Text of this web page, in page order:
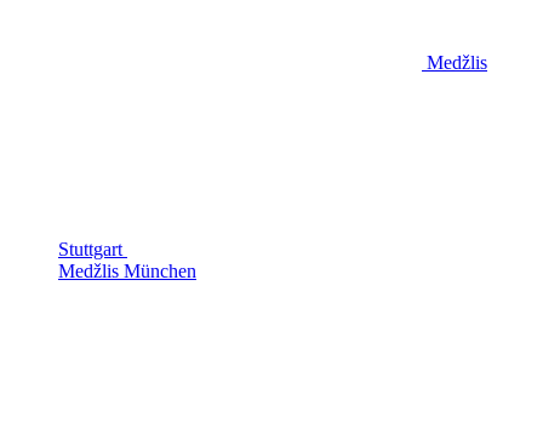
Medžlis
Stuttgart
Medžlis München